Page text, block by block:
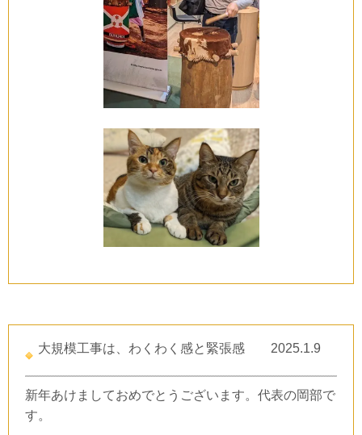
大規模工事は、わくわく感と緊張感 2025.1.9
新年あけましておめでとうございます。 代表の岡部で
す。